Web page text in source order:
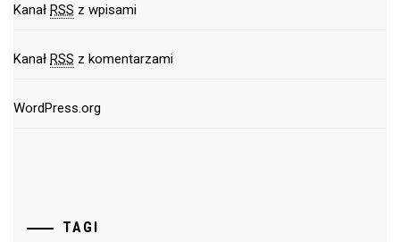
Kanał RSS z wpisami
Kanał RSS z komentarzami
WordPress.org
TAGI